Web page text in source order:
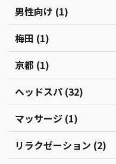
男性向け (1)
梅田 (1)
京都 (1)
ヘッドスパ (32)
マッサージ (1)
リラクゼーション (2)